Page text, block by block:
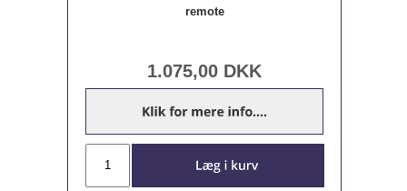
remote
1.075,00 DKK